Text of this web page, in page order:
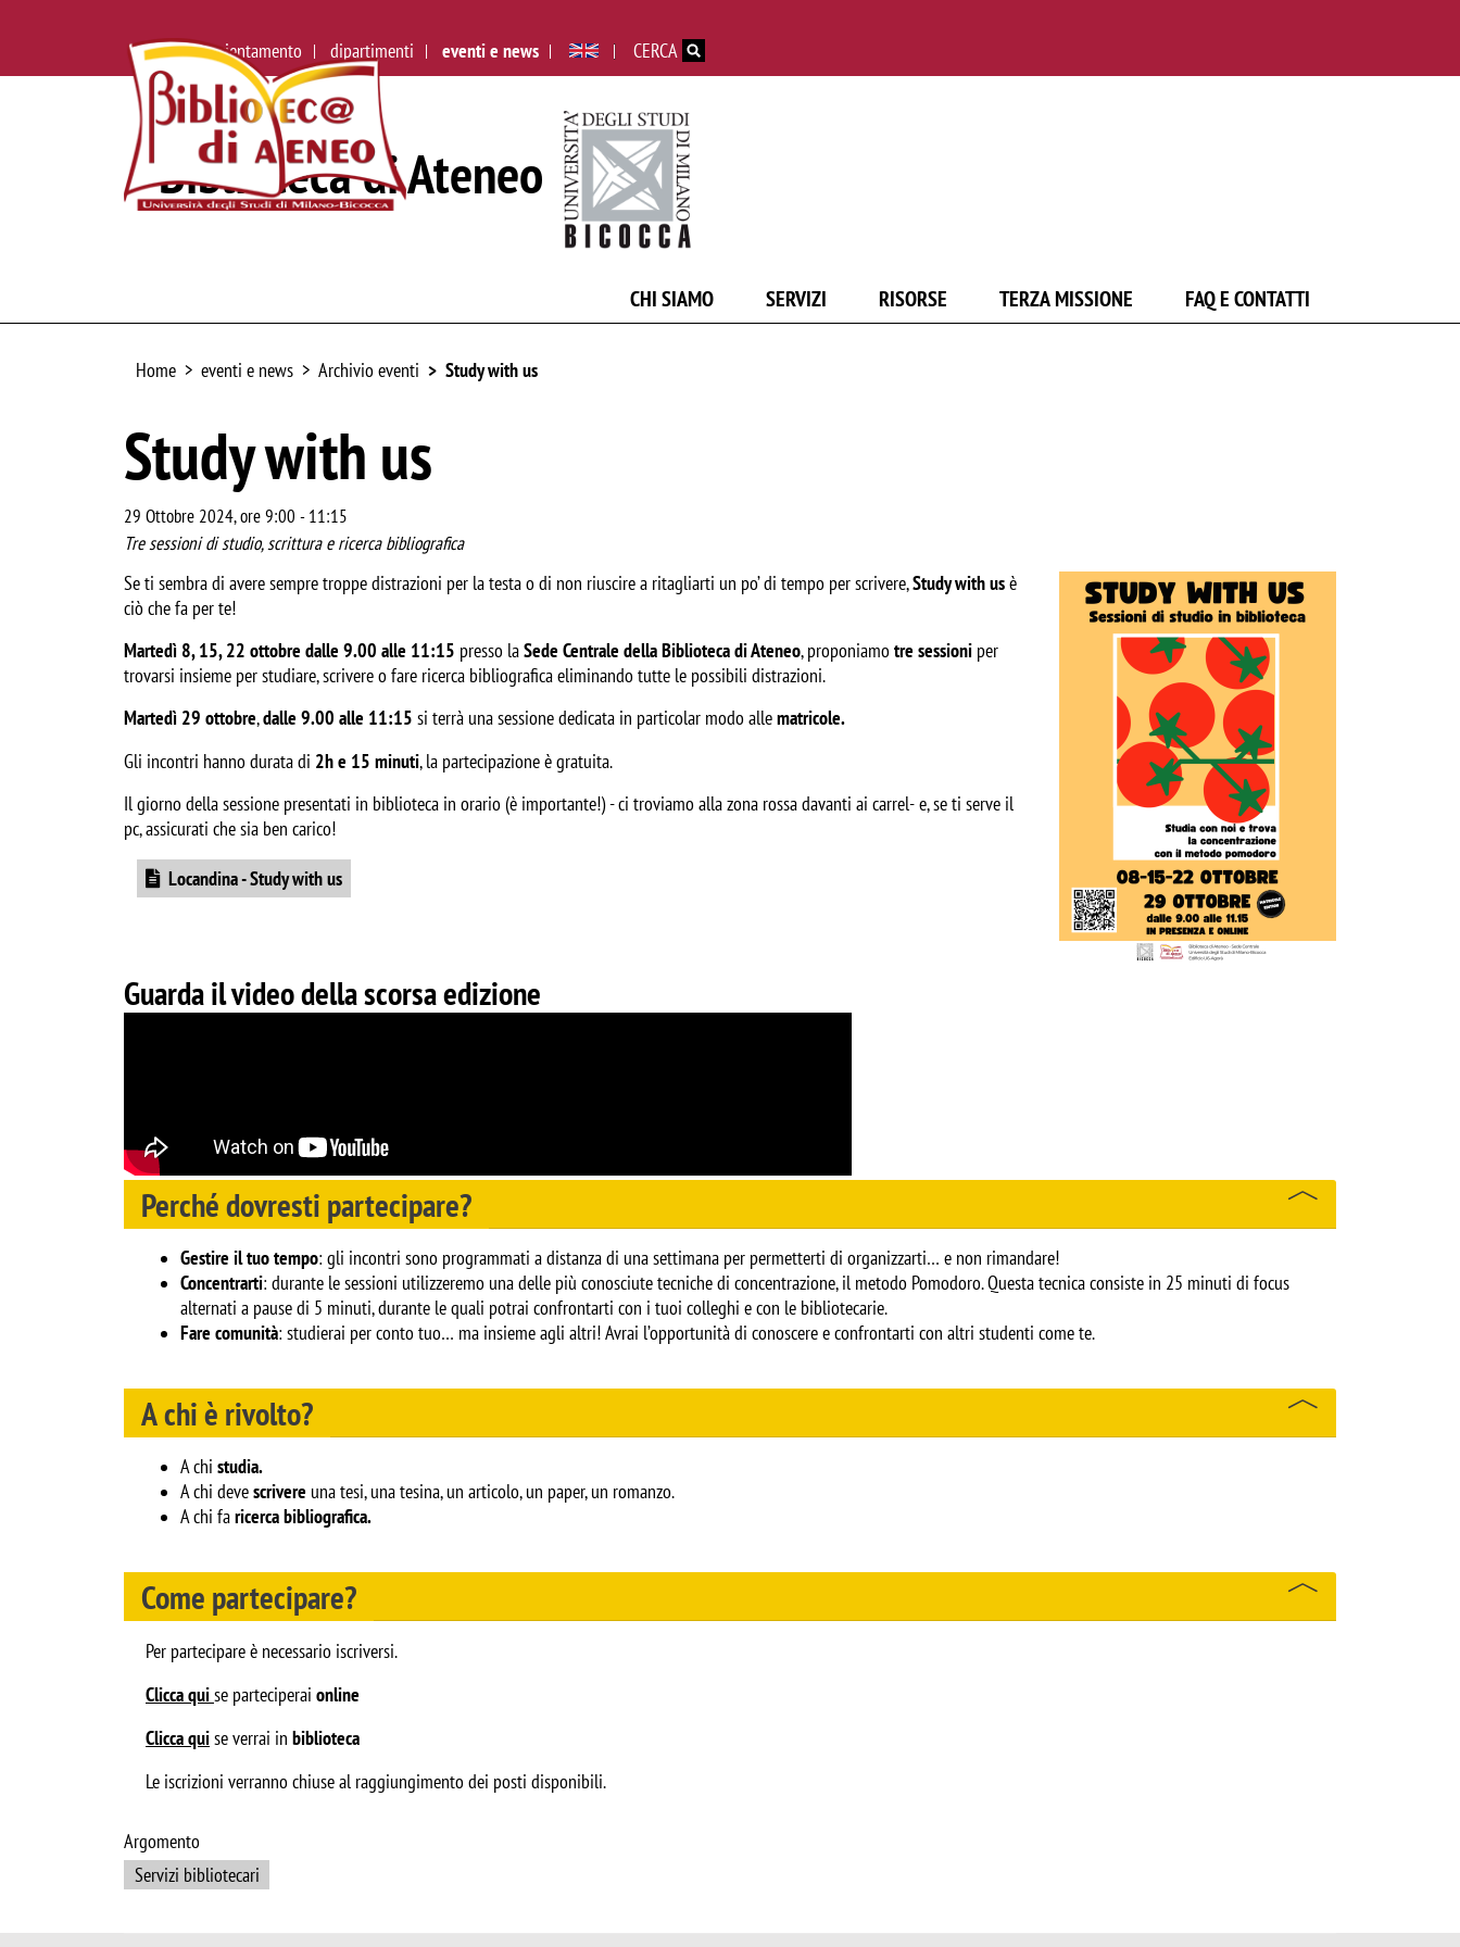
ateneo orientamento dipartimenti eventi e news CERCA
Biblioteca di Ateneo
CHI SIAMO SERVIZI RISORSE TERZA MISSIONE FAQ E CONTATTI
Home eventi e news Archivio eventi Study with us
Study with us
29 Ottobre 2024, ore 9:00 -11:15
Tre sessioni di studio, scrittura e ricerca bibliografica
Image
Se ti sembra di avere sempre troppe distrazioni per la testa o di non riuscire a ritagliarti un po’ di tempo per scrivere, Study with us è
ciò che fa per te!
Martedì 8, 15, 22 ottobre dalle 9.00 alle 11:15 presso la Sede Centrale della Biblioteca di Ateneo, proponiamo tre sessioni per
trovarsi insieme per studiare, scrivere o fare ricerca bibliografica eliminando tutte le possibili distrazioni.
Martedì 29 ottobre, dalle 9.00 alle 11:15 si terrà una sessione dedicata in particolar modo allematricole.
Gli incontri hanno durata di 2h e 15 minuti, la partecipazione è gratuita.
Il giorno della sessione presentati in biblioteca in orario (è importante!) - ci troviamo alla zona rossa davanti ai carrel- e, se ti serve il
pc, assicurati che sia ben carico!
DocumentLocandina - Study with us
Guarda il video della scorsa edizione
Perché dovresti partecipare?
Gestire il tuo tempo: gli incontri sono programmati a distanza di una settimana per permetterti di organizzarti… e non rimandare!
Concentrarti: durante le sessioni utilizzeremo una delle più conosciute tecniche di concentrazione, il metodo Pomodoro. Questa tecnica consiste in 25 minuti di focus
alternati a pause di 5 minuti, durante le quali potrai confrontarti con i tuoi colleghi e con le bibliotecarie.
Fare comunità: studierai per conto tuo… ma insieme agli altri! Avrai l’opportunità di conoscere e confrontarti con altri studenti come te.
A chi è rivolto?
A chi studia.
A chi deve scrivere una tesi, una tesina, un articolo, un paper, un romanzo.
A chi fa ricerca bibliografica.
Come partecipare?
Per partecipare è necessario iscriversi.
Clicca quise parteciperai online
Clicca qui se verrai in biblioteca
Le iscrizioni verranno chiuse al raggiungimento dei posti disponibili.
Argomento
Servizi bibliotecari